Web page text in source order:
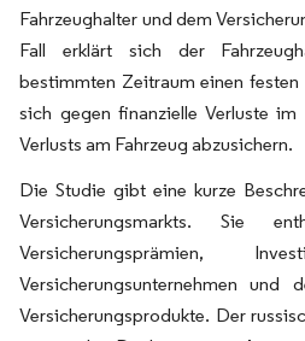
Fahrzeughalter und dem
Fall erklärt sich der
bestimmten Zeitraum einen festen
sich gegen finanzielle Verluste im
Verlusts am Fahrzeug abzusichern.
Die Studie gibt eine kurze
Versicherungsmarkts. Sie
Versicherungsprämien,
Versicherungsunternehmen und
Versicherungsprodukte. Der